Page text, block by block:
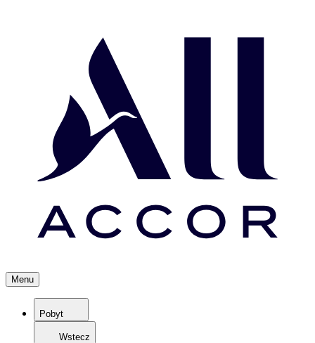
Menu
Pobyt
Wstecz